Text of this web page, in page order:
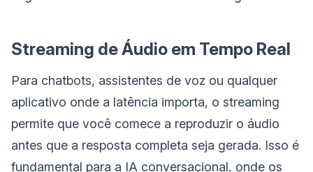
Streaming de Áudio em Tempo Real
Para chatbots, assistentes de voz ou qualquer
aplicativo onde a latência importa, o streaming
permite que você comece a reproduzir o áudio
antes que a resposta completa seja gerada. Isso é
fundamental para a IA conversacional, onde os